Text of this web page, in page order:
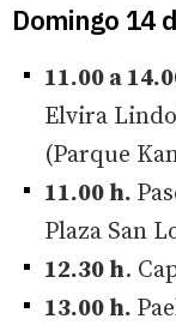
Domingo 14
11.00 a
Elvira
(Parque
11.00 h.
Plaza San
12.30 h.
13.00 h.